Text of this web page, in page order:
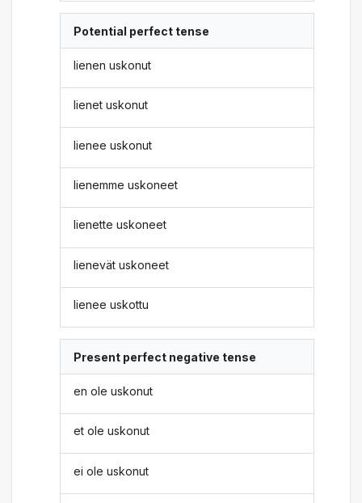
Potential perfect tense
lienen uskonut
lienet uskonut
lienee uskonut
lienemme uskoneet
lienette uskoneet
lienevät uskoneet
lienee uskottu
Present perfect negative tense
en ole uskonut
et ole uskonut
ei ole uskonut